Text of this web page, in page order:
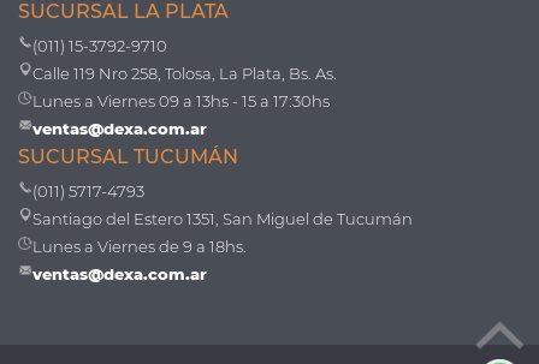
SUCURSAL LA PLATA
(011) 15-3792-9710
Calle 119 Nro 258, Tolosa, La Plata, Bs. As.
Lunes a Viernes 09 a 13hs - 15 a 17:30hs
ventas@dexa.com.ar
SUCURSAL TUCUMÁN
(011) 5717-4793
Santiago del Estero 1351, San Miguel de Tucumán
Lunes a Viernes de 9 a 18hs.
ventas@dexa.com.ar